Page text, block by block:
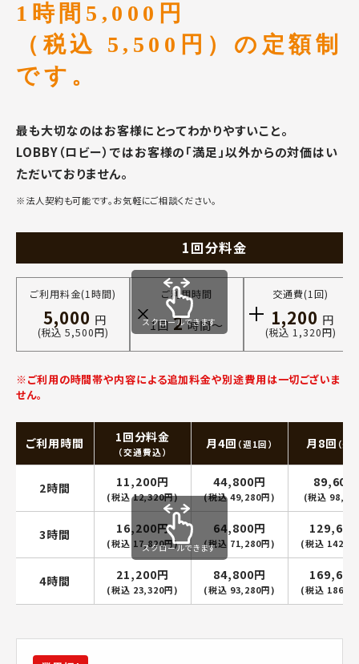
1時間5,000円
（税込 5,500円）の定額制
です。
最も大切なのはお客様にとってわかりやすいこと。
LOBBY（ロビー）ではお客様の「満足」以外からの対価はい
ただいておりません。
※法人契約も可能です。お気軽にご相談ください。
1回分料金
ご利用料金(1時間)
5,000 円
(税込 5,500円)
ご利用時間
1回 2 時間〜
交通費(1回)
1,200 円
(税込 1,320円)
スクロールできます
※ご利用の時間帯や内容による追加料金や別途費用は一切ございま
せん。
ご利用時間 1回分料金
（交通費込）
月4回 （週1回） 月8回 （週
2時間 11,200円
(税込 12,320円)
44,800円
(税込 49,280円)
89,600
(税込
3時間 16,200円
(税込 17,820円)
64,800円
(税込 71,280円) (税込
4時間 21,200円
(税込 23,320円)
84,800円
(税込 93,280円) (税込
スクロールできます